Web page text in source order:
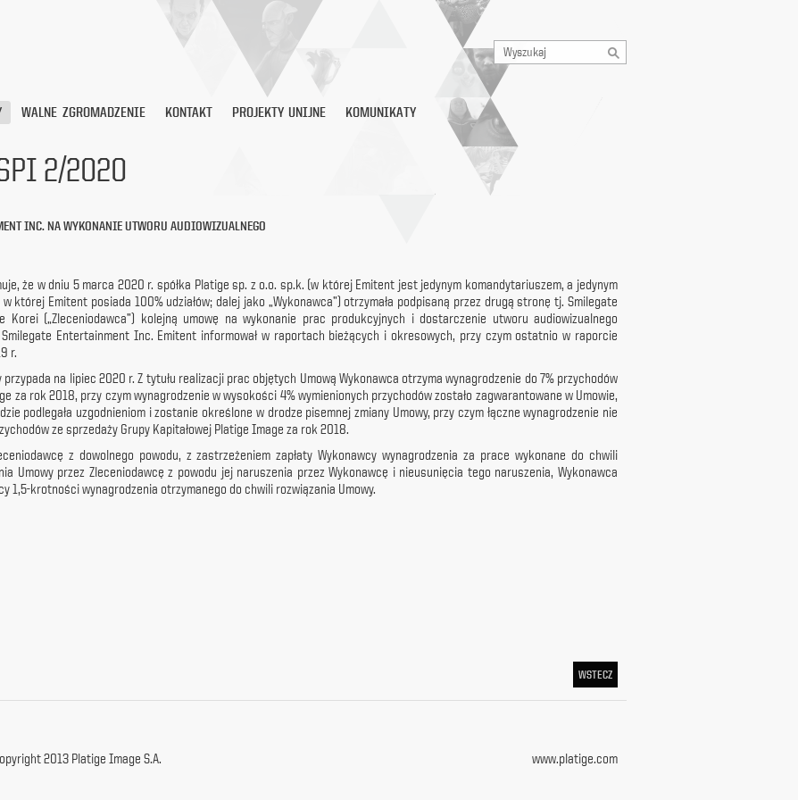
WALNE ZGROMADZENIE KONTAKT PROJEKTY UNIJNE KOMUNIKATY
2/2020
INC. NA WYKONANIE UTWORU AUDIOWIZUALNEGO
że w dniu 5 marca 2020 r. spółka Platige sp. z o.o. sp.k. (w której Emitent jest jedynym komandytariuszem, a jedynym
której Emitent posiada 100% udziałów; dalej jako „Wykonawca”) otrzymała podpisaną przez drugą stronę tj. Smilegate
(„Zleceniodawca”) kolejną umowę na wykonanie prac produkcyjnych i dostarczenie utworu audiowizualnego
Smilegate Entertainment Inc. Emitent informował w raportach bieżących i okresowych, przy czym ostatnio w raporcie
r.
na lipiec 2020 r. Z tytułu realizacji prac objętych Umową Wykonawca otrzyma wynagrodzenie do 7% przychodów
za rok 2018, przy czym wynagrodzenie w wysokości 4% wymienionych przychodów zostało zagwarantowane w Umowie,
podlegała uzgodnieniom i zostanie określone w drodze pisemnej zmiany Umowy, przy czym łączne wynagrodzenie nie
ze sprzedaży Grupy Kapitałowej Platige Image za rok 2018.
z dowolnego powodu, z zastrzeżeniem zapłaty Wykonawcy wynagrodzenia za prace wykonane do chwili
Umowy przez Zleceniodawcę z powodu jej naruszenia przez Wykonawcę i nieusunięcia tego naruszenia, Wykonawca
1,5-krotności wynagrodzenia otrzymanego do chwili rozwiązania Umowy.
WSTECZ
2013 Platige Image S.A. www.platige.com